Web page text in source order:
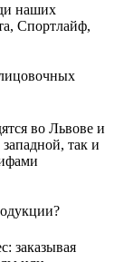
наших
Спортлайф,
во Львове и
так и
заказывая